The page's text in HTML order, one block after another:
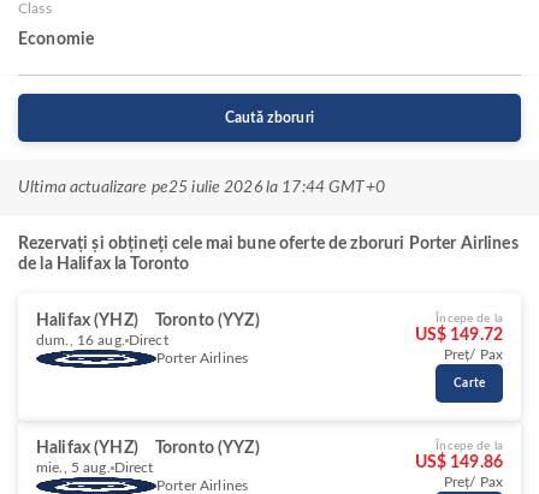
Class
Economie
Caută zboruri
Ultima actualizare pe25 iulie 2026 la 17:44 GMT+0
Rezervați și obțineți cele mai bune oferte de zboruri Porter Airlines
de la Halifax la Toronto
Halifax (YHZ) Toronto (YYZ)
dum., 16 aug. Direct
Porter Airlines
Începe de la
US$ 149.72
Preț/ Pax
Carte
Halifax (YHZ) Toronto (YYZ)
mie., 5 aug. Direct
Porter Airlines
Începe de la
US$ 149.86
Preț/ Pax